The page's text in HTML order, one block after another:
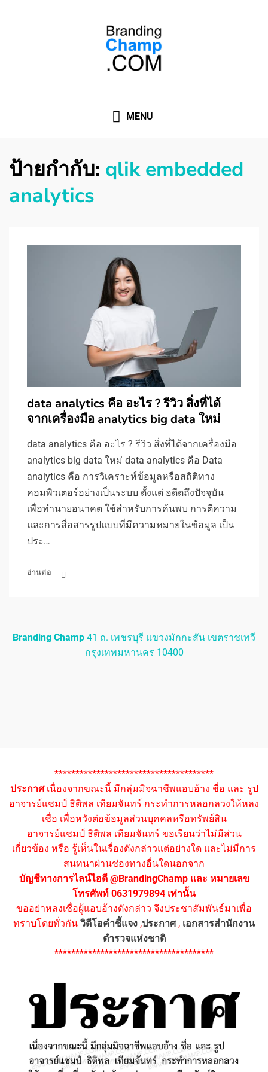
MENU
ป้ายกำกับ: qlik embedded
analytics
data analytics คือ อะไร ? รีวิว สิ่งที่ได้
จากเครื่องมือ analytics big data ใหม่
data analytics คือ อะไร ? รีวิว สิ่งที่ได้จากเครื่องมือ
analytics big data ใหม่ data analytics คือ Data
analytics คือ การวิเคราะห์ข้อมูลหรือสถิติทาง
คอมพิวเตอร์อย่างเป็นระบบ ตั้งแต่ อดีตถึงปัจจุบัน
เพื่อทำนายอนาคต ใช้สำหรับการค้นพบ การตีความ
และการสื่อสารรูปแบบที่มีความหมายในข้อมูล เป็น
ประ…
อ่านต่อ
Branding Champ 41 ถ. เพชรบุรี แขวงมักกะสัน เขตราชเทวี
กรุงเทพมหานคร 10400
**************************************
ประกาศเนื่องจากขณะนี้ มีกลุ่มมิจฉาชีพแอบอ้าง ชื่อ และ รูป
อาจารย์แชมป์ ธิติพล เทียมจันทร์ กระทำการหลอกลวงให้หลง
เชื่อ เพื่อหวังต่อข้อมูลส่วนบุคคลหรือทรัพย์สิน
อาจารย์แชมป์ ธิติพล เทียมจันทร์ ขอเรียนว่าไม่มีส่วน
เกี่ยวข้อง หรือ รู้เห็นในเรื่องดังกล่าวแต่อย่างใด และไม่มีการ
สนทนาผ่านช่องทางอื่นใดนอกจาก
บัญชีทางการไลน์ไอดี @BrandingChamp และ หมายเลข
โทรศัพท์ 0631979894 เท่านั้น
ขออย่าหลงเชื่อผู้แอบอ้างดังกล่าว จึงประชาสัมพันธ์มาเพื่อ
ทราบโดยทั่วกัน วิดีโอคำชี้แจง ,ประกาศ, เอกสารสำนักงาน
ตำรวจแห่งชาติ
**************************************